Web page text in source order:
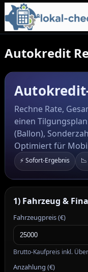
Autokredit
Rechne Rate,
einen
(Ballon),
Optimiert für
⚡ Sofort-Ergebnis
1) Fahrzeug &
Fahrzeugpreis (€)
Brutto-Kaufpreis inkl.
Anzahlung (€)